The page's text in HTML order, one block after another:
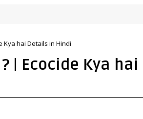
Kya hai Details in Hindi
? | Ecocide Kya hai